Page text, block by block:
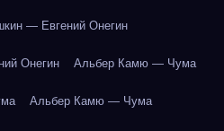
— Евгений Онегин
Онегин Альбер Камю — Чума
Альбер Камю — Чума